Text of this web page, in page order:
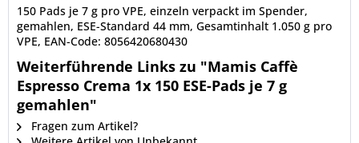
150 Pads je 7 g pro VPE, einzeln verpackt im Spender,
gemahlen, ESE-Standard 44 mm, Gesamtinhalt 1.050 g pro
VPE, EAN-Code: 8056420680430
Weiterführende Links zu "Mamis Caffè
Espresso Crema 1x 150 ESE-Pads je 7 g
gemahlen"
Fragen zum Artikel?